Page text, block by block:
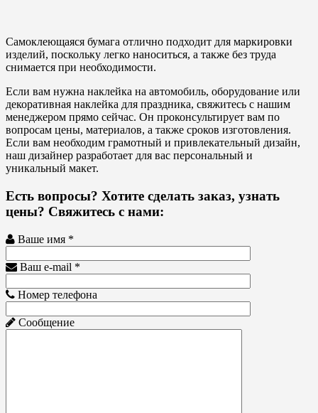
Самоклеющаяся бумага отлично подходит для маркировки
изделий, поскольку легко наноситься, а также без труда
снимается при необходимости.
Если вам нужна наклейка на автомобиль, оборудование или
декоративная наклейка для праздника, свяжитесь с нашим
менеджером прямо сейчас. Он проконсультирует вам по
вопросам цены, материалов, а также сроков изготовления.
Если вам необходим грамотный и привлекательный дизайн,
наш дизайнер разработает для вас персональный и
уникальный макет.
Есть вопросы? Хотите сделать заказ, узнать
цены? Свяжитесь с нами:
Ваше имя *
Ваш e-mail *
Номер телефона
Сообщение